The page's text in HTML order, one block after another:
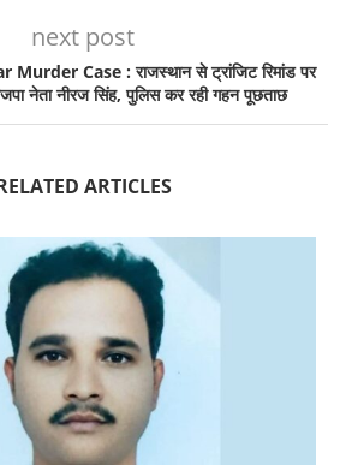
next post
Case : राजस्थान से ट्रांजिट रिमांड पर
नेता नीरज सिंह, पुलिस कर रही गहन पूछताछ
ARTICLES